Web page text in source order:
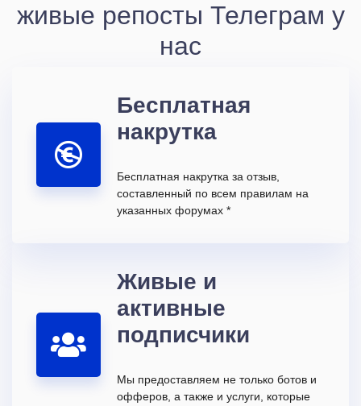
живые репосты Телеграм у
нас
Бесплатная
накрутка
Бесплатная накрутка за отзыв,
составленный по всем правилам на
указанных форумах *
Живые и
активные
подписчики
Мы предоставляем не только ботов и
офферов, а также и услуги, которые